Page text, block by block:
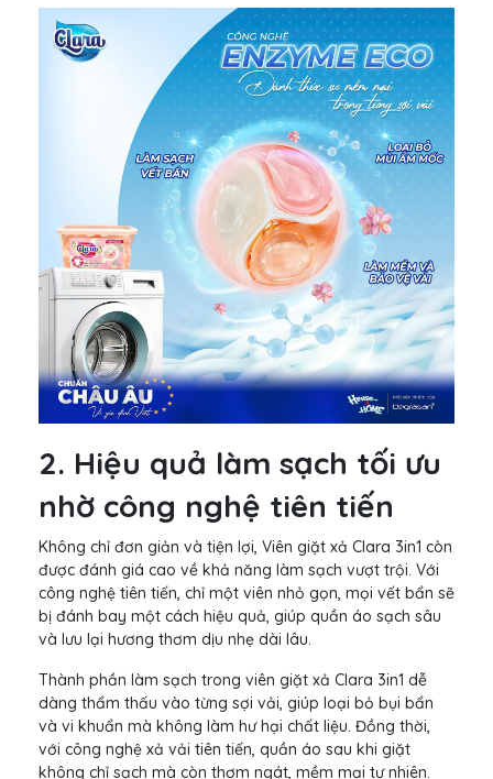
2. Hiệu quả làm sạch tối ưu
nhờ công nghệ tiên tiến
Không chỉ đơn giản và tiện lợi, Viên giặt xả Clara 3in1 còn
được đánh giá cao về khả năng làm sạch vượt trội. Với
công nghệ tiên tiến, chỉ một viên nhỏ gọn, mọi vết bẩn sẽ
bị đánh bay một cách hiệu quả, giúp quần áo sạch sâu
và lưu lại hương thơm dịu nhẹ dài lâu.
Thành phần làm sạch trong viên giặt xả Clara 3in1 dễ
dàng thẩm thấu vào từng sợi vải, giúp loại bỏ bụi bẩn
và vi khuẩn mà không làm hư hại chất liệu. Đồng thời,
với công nghệ xả vải tiên tiến, quần áo sau khi giặt
không chỉ sạch mà còn thơm ngát, mềm mại tự nhiên.